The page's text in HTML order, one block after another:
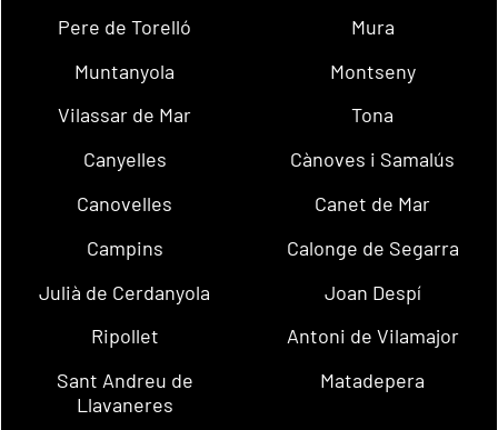
Pere de Torelló
Mura
Muntanyola
Montseny
Vilassar de Mar
Tona
Canyelles
Cànoves i Samalús
Canovelles
Canet de Mar
Campins
Calonge de Segarra
Julià de Cerdanyola
Joan Despí
Ripollet
Antoni de Vilamajor
Sant Andreu de
Llavaneres
Matadepera